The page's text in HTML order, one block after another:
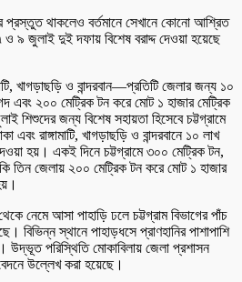
প্রস্তুত থাকলেও বর্তমানে সেখানে কোনো আশ্রিত
৯ জুলাই দুই দফায় বিশেষ বরাদ্দ দেওয়া হয়েছে
খাগড়াছড়ি ও বান্দরবান—প্রতিটি জেলার জন্য ১০
এবং ২০০ মেট্রিক টন করে মোট ১ হাজার মেট্রিক
শিশুদের জন্য বিশেষ সহায়তা হিসেবে চট্টগ্রামে
এবং রাঙ্গামাটি, খাগড়াছড়ি ও বান্দরবানে ১০ লাখ
হয়। একই দিনে চট্টগ্রামে ৩০০ মেট্রিক টন,
তিন জেলায় ২০০ মেট্রিক টন করে মোট ১ হাজার
নেমে আসা পাহাড়ি ঢলে চট্টগ্রাম বিভাগের পাঁচ
বিভিন্ন স্থানে পাহাড়ধসে প্রাণহানির পাশাপাশি
উদ্ভূত পরিস্থিতি মোকাবিলায় জেলা প্রশাসন
উল্লেখ করা হয়েছে।